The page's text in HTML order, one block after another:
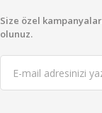
Size özel
olunuz.